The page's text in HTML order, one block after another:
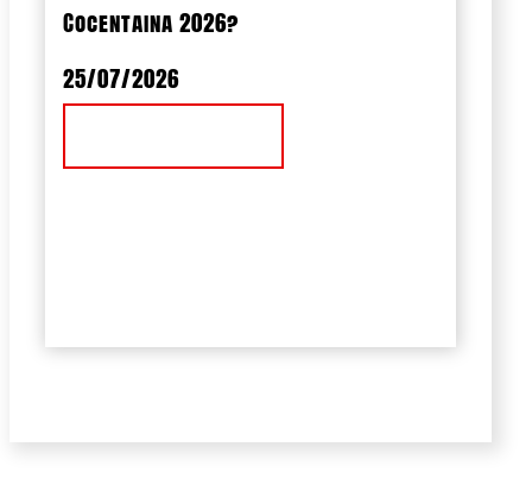
Cocentaina 2026?
25/07/2026